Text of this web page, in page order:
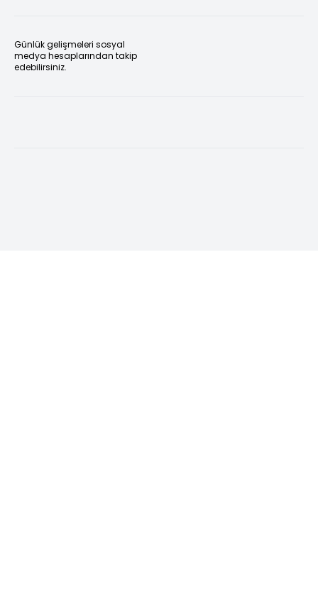
Günlük gelişmeleri sosyal
medya hesaplarından takip
edebilirsiniz.